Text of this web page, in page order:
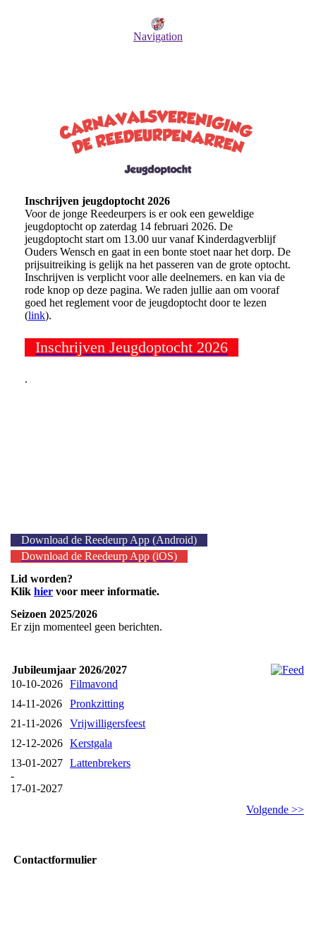
Navigation
Inschrijven jeugdoptocht 2026
Voor de jonge Reedeurpers is er ook een geweldige
jeugdoptocht op zaterdag 14 februari 2026. De
jeugdoptocht start om 13.00 uur vanaf Kinderdagverblijf
Ouders Wensch en gaat in een bonte stoet naar het dorp. De
prijsuitreiking is gelijk na het passeren van de grote optocht.
Inschrijven is verplicht voor alle deelnemers. en kan via de
rode knop op deze pagina. We raden jullie aan om vooraf
goed het reglement voor de jeugdoptocht door te lezen
(link).
Inschrijven Jeugdoptocht 2026
.
Download de Reedeurp App (Android)
Download de Reedeurp App (iOS)
Lid worden?
Klik hier voor meer informatie.
Seizoen 2025/2026
Er zijn momenteel geen berichten.
Jubileumjaar 2026/2027
10-10-2026 Filmavond
14-11-2026
Pronkzitting
21-11-2026
Vrijwilligersfeest
12-12-2026 Kerstgala
13-01-2027
-
17-01-2027
Lattenbrekers
Volgende >>
Contactformulier